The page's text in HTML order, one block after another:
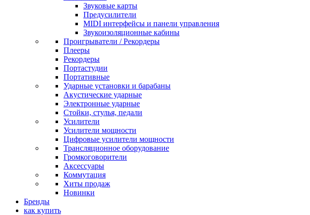
Звуковые карты
Предусилители
MIDI интерфейсы и панели управления
Звукоизоляционные кабины
Проигрыватели / Рекордеры
Плееры
Рекордеры
Портастудии
Портативные
Ударные установки и барабаны
Акустические ударные
Электронные ударные
Стойки, стулья, педали
Усилители
Усилители мощности
Цифровые усилители мощности
Трансляционное оборудование
Громкоговорители
Аксессуары
Коммутация
Хиты продаж
Новинки
Бренды
как купить